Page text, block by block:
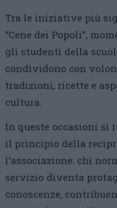
Tra le iniziative più
“Cene dei Popoli”,
gli studenti della
condividono con
tradizioni, ricette e
cultura.
In queste occasioni si
il principio della
l’associazione: chi
servizio diventa
conoscenze,